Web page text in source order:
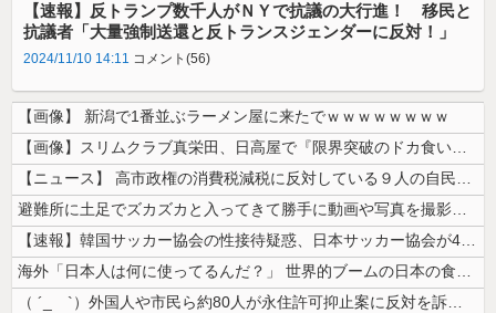
【速報】反トランプ数千人がＮＹで抗議の大行進！ 移民と
抗議者「大量強制送還と反トランスジェンダーに反対！」
2024/11/10 14:11 コメント(56)
【画像】 新潟で1番並ぶラーメン屋に来たでｗｗｗｗｗｗｗｗ
【画像】スリムクラブ真栄田、日高屋で『限界突破のドカ食い』を披露するｗ...
【ニュース】 高市政権の消費税減税に反対している９人の自民党議員が全て...
避難所に土足でズカズカと入ってきて勝手に動画や写真を撮影したメディア取...
【速報】韓国サッカー協会の性接待疑惑、日本サッカー協会が4人の日本人審...
海外「日本人は何に使ってるんだ？」 世界的ブームの日本の食品、買ってみ...
（ ´_ゝ`）外国人や市民ら約80人が永住許可抑止案に反対を訴え「選別...